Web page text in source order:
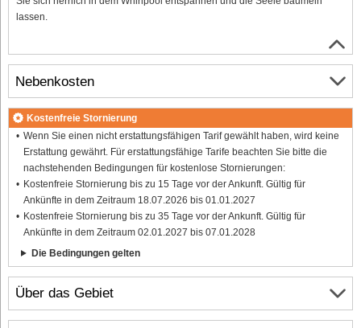
lassen.
Über das Gebiet
Nebenkosten
Kostenfreie Stornierung
Wenn Sie einen nicht erstattungsfähigen Tarif gewählt haben, wird keine
Erstattung gewährt. Für erstattungsfähige Tarife beachten Sie bitte die
nachstehenden Bedingungen für kostenlose Stornierungen:
Kostenfreie Stornierung bis zu 15 Tage vor der Ankunft. Gültig für
Ankünfte in dem Zeitraum 18.07.2026 bis 01.01.2027
Kostenfreie Stornierung bis zu 35 Tage vor der Ankunft. Gültig für
Ankünfte in dem Zeitraum 02.01.2027 bis 07.01.2028
Die Bedingungen gelten